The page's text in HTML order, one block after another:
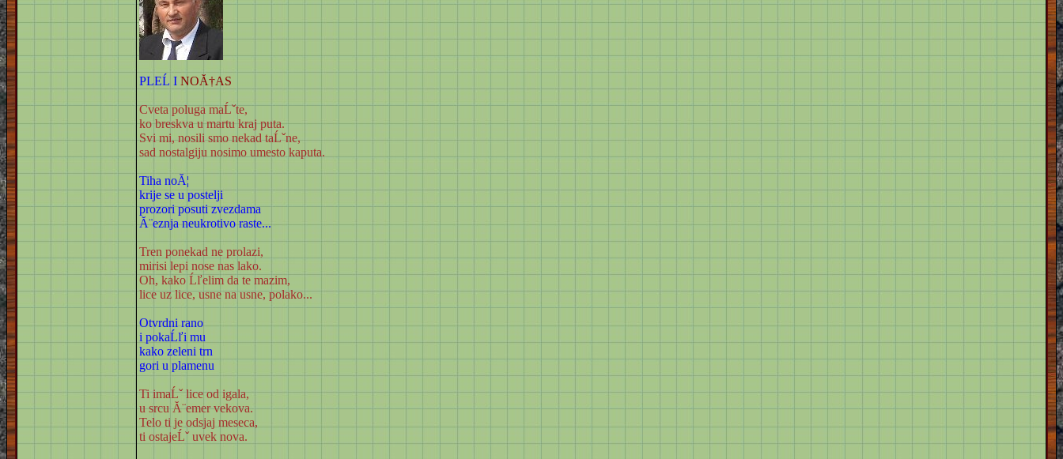
PLEĹ I NOĂ†AS
Cveta poluga maĹˇte,
ko breskva u martu kraj puta.
Svi mi, nosili smo nekad taĹˇne,
sad nostalgiju nosimo umesto kaputa.
Tiha noĂ¦
krije se u postelji
prozori posuti zvezdama
Ă¨eznja neukrotivo raste...
Tren ponekad ne prolazi,
mirisi lepi nose nas lako.
Oh, kako Ĺľelim da te mazim,
lice uz lice, usne na usne, polako...
Otvrdni rano
i pokaĹľi mu
kako zeleni trn
gori u plamenu
Ti imaĹˇ lice od igala,
u srcu Ă¨emer vekova.
Telo ti je odsjaj meseca,
ti ostajeĹˇ uvek nova.